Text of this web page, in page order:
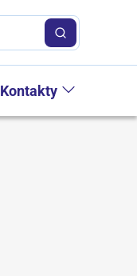
Kontakty